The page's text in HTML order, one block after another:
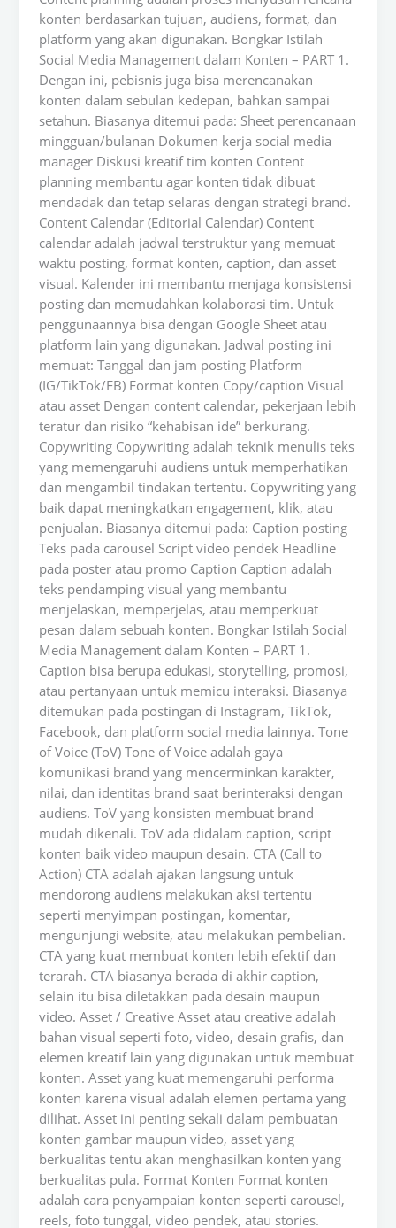
konten berdasarkan tujuan, audiens, format, dan
platform yang akan digunakan. Bongkar Istilah
Social Media Management dalam Konten – PART 1.
Dengan ini, pebisnis juga bisa merencanakan
konten dalam sebulan kedepan, bahkan sampai
setahun. Biasanya ditemui pada: Sheet perencanaan
mingguan/bulanan Dokumen kerja social media
manager Diskusi kreatif tim konten Content
planning membantu agar konten tidak dibuat
mendadak dan tetap selaras dengan strategi brand.
Content Calendar (Editorial Calendar) Content
calendar adalah jadwal terstruktur yang memuat
waktu posting, format konten, caption, dan asset
visual. Kalender ini membantu menjaga konsistensi
posting dan memudahkan kolaborasi tim. Untuk
penggunaannya bisa dengan Google Sheet atau
platform lain yang digunakan. Jadwal posting ini
memuat: Tanggal dan jam posting Platform
(IG/TikTok/FB) Format konten Copy/caption Visual
atau asset Dengan content calendar, pekerjaan lebih
teratur dan risiko “kehabisan ide” berkurang.
Copywriting Copywriting adalah teknik menulis teks
yang memengaruhi audiens untuk memperhatikan
dan mengambil tindakan tertentu. Copywriting yang
baik dapat meningkatkan engagement, klik, atau
penjualan. Biasanya ditemui pada: Caption posting
Teks pada carousel Script video pendek Headline
pada poster atau promo Caption Caption adalah
teks pendamping visual yang membantu
menjelaskan, memperjelas, atau memperkuat
pesan dalam sebuah konten. Bongkar Istilah Social
Media Management dalam Konten – PART 1.
Caption bisa berupa edukasi, storytelling, promosi,
atau pertanyaan untuk memicu interaksi. Biasanya
ditemukan pada postingan di Instagram, TikTok,
Facebook, dan platform social media lainnya. Tone
of Voice (ToV) Tone of Voice adalah gaya
komunikasi brand yang mencerminkan karakter,
nilai, dan identitas brand saat berinteraksi dengan
audiens. ToV yang konsisten membuat brand
mudah dikenali. ToV ada didalam caption, script
konten baik video maupun desain. CTA (Call to
Action) CTA adalah ajakan langsung untuk
mendorong audiens melakukan aksi tertentu
seperti menyimpan postingan, komentar,
mengunjungi website, atau melakukan pembelian.
CTA yang kuat membuat konten lebih efektif dan
terarah. CTA biasanya berada di akhir caption,
selain itu bisa diletakkan pada desain maupun
video. Asset / Creative Asset atau creative adalah
bahan visual seperti foto, video, desain grafis, dan
elemen kreatif lain yang digunakan untuk membuat
konten. Asset yang kuat memengaruhi performa
konten karena visual adalah elemen pertama yang
dilihat. Asset ini penting sekali dalam pembuatan
konten gambar maupun video, asset yang
berkualitas tentu akan menghasilkan konten yang
berkualitas pula. Format Konten Format konten
adalah cara penyampaian konten seperti carousel,
reels, foto tunggal, video pendek, atau stories.